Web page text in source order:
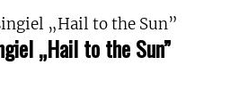
„Hail to the Sun”